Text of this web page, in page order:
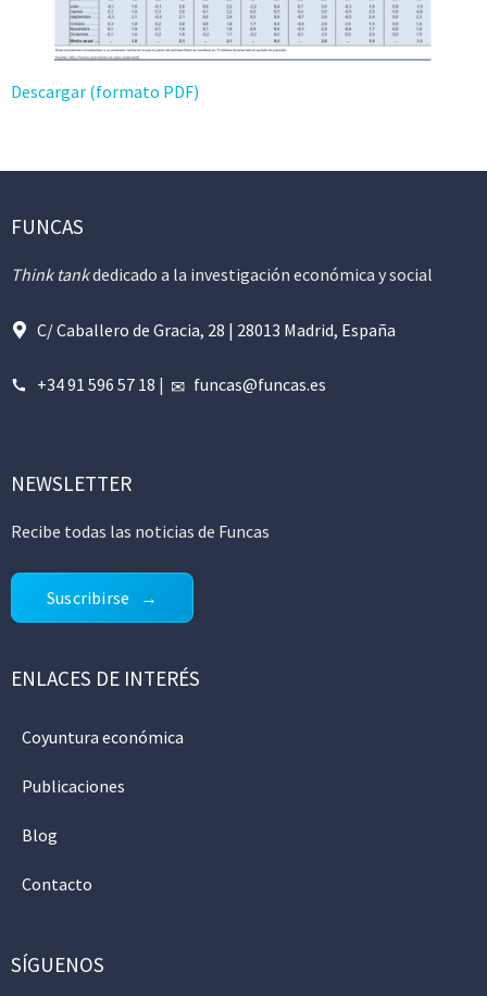
Descargar (formato PDF)
FUNCAS
Think tankdedicado a la investigación económica y social
C/ Caballero de Gracia, 28 | 28013 Madrid, España
+34 91 596 57 18 | funcas@funcas.es
NEWSLETTER
Recibe todas las noticias de Funcas
Suscribirse
ENLACES DE INTERÉS
Coyuntura económica
Publicaciones
Blog
Contacto
SÍGUENOS